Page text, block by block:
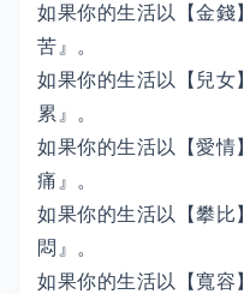
如果你的生活以【金錢
苦』。
如果你的生活以【兒女
累』。
如果你的生活以【愛情
痛』。
如果你的生活以【攀比
悶』。
如果你的生活以【寬容